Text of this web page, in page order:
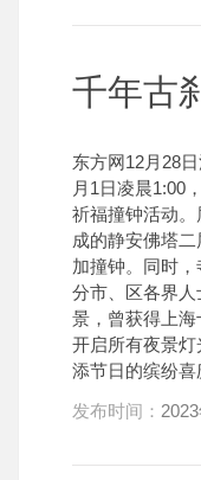
东方网12月28
月1日凌晨1:00
祈福撞钟活动
成的静安佛塔
加撞钟。同时
分市、区各界
景，曾获得上
开启所有夜景
添节日的缤纷喜
发布时间：